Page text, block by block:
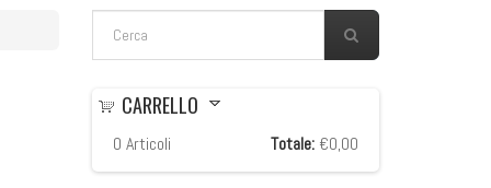
FORM DI RICERCA
CARRELLO
0 Articoli Totale: €0,00